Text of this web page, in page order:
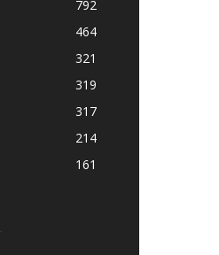
792
464
321
319
317
214
161